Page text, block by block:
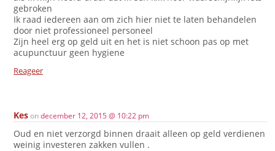
gebroken
Ik raad iedereen aan om zich hier niet te laten behandelen
door niet professioneel personeel
Zijn heel erg op geld uit en het is niet schoon pas op met
acupunctuur geen hygiene
Reageer
Kesondecember 12, 2015 @ 10:22 pm
Oud en niet verzorgd binnen draait alleen op geld verdienen
weinig investeren zakken vullen .